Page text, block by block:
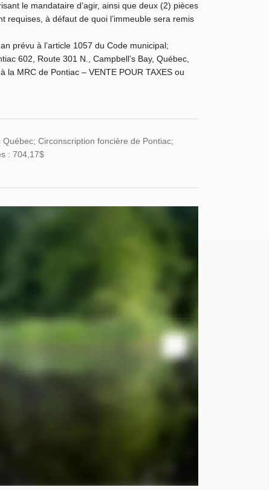
le mandataire d’agir, ainsi que deux (2) pièces
requises, à défaut de quoi l’immeuble sera remis
prévu à l’article 1057 du Code municipal;
602, Route 301 N., Campbell’s Bay, Québec,
MRC de Pontiac – VENTE POUR TAXES ou
Circonscription foncière de Pontiac;
: 704,17$